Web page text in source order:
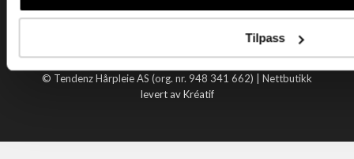
Tilpass
Om oss
Handle hos oss
© Tendenz Hårpleie AS (org. nr. 948 341 662) | Nettbutikk
levert av Kréatif